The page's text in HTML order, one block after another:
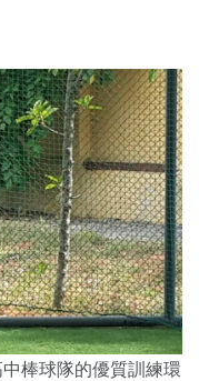
棒球隊的優質訓練環